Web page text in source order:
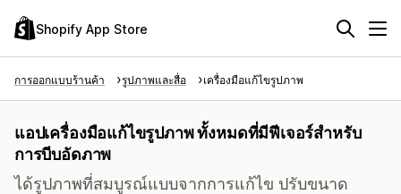
Shopify App Store
การออกแบบร้านค้า รูปภาพและสื่อ เครื่องมือแก้ไขรูปภาพ
แอปเครื่องมือแก้ไขรูปภาพ ทั้งหมดที่มีฟีเจอร์สำหรับ
การบีบอัดภาพ
ได้รูปภาพที่สมบูรณ์แบบจากการแก้ไข ปรับขนาด